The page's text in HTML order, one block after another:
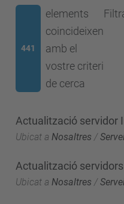
441
elements
coincideixen
amb el
vostre criteri
de cerca
Actualització servidor
Ubicat a Nosaltres /
Actualització
Ubicat a Nosaltres /